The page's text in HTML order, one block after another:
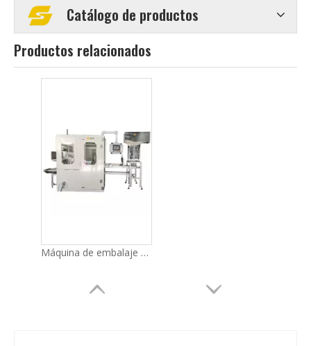
Catálogo de productos
Productos relacionados
Máquina de embalaje de la caja de papel de paja Bulk (Grupo) LG-56S (para Sin Paja Paja)